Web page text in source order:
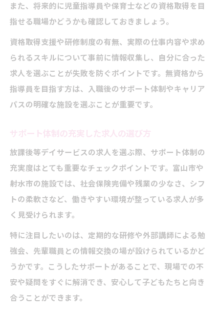
また、将来的に児童指導員や保育士などの資格取得を目
指せる職場かどうかも確認しておきましょう。
資格取得支援や研修制度の有無、実際の仕事内容や求め
られるスキルについて事前に情報収集し、自分に合った
求人を選ぶことが失敗を防ぐポイントです。無資格から
指導員を目指す方は、入職後のサポート体制やキャリア
パスの明確な施設を選ぶことが重要です。
サポート体制の充実した求人の選び方
放課後等デイサービスの求人を選ぶ際、サポート体制の
充実度はとても重要なチェックポイントです。富山市や
射水市の施設では、社会保険完備や残業の少なさ、シフ
トの柔軟さなど、働きやすい環境が整っている求人が多
く見受けられます。
特に注目したいのは、定期的な研修や外部講師による勉
強会、先輩職員との情報交換の場が設けられているかど
うかです。こうしたサポートがあることで、現場での不
安や疑問をすぐに解消でき、安心して子どもたちと向き
合うことができます。